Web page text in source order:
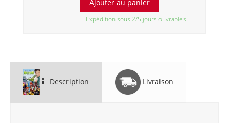
Expédition sous 2/5 jours ouvrables.
Description Livraison